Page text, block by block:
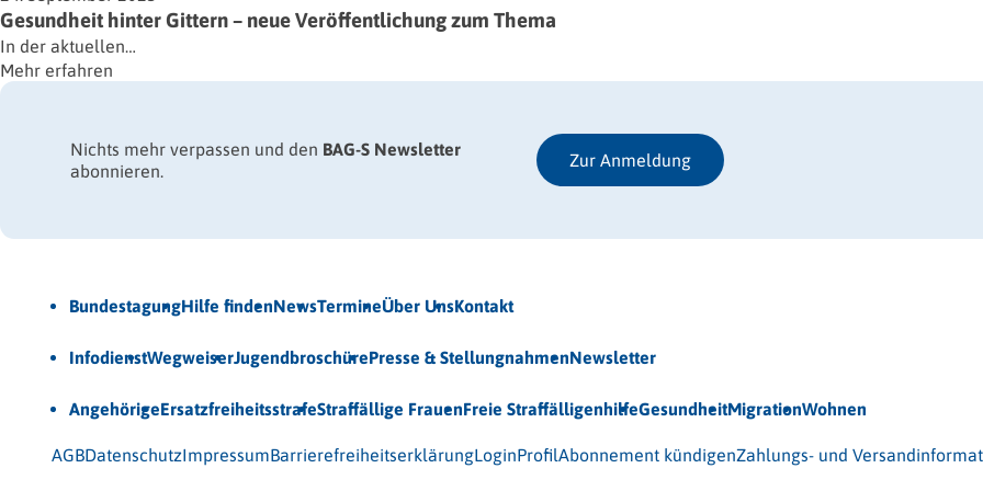
Gesundheit hinter Gittern – neue Veröffentlichung zum Thema
In der aktuellen…
Mehr erfahren
Nichts mehr verpassen und den BAG-S Newsletter
abonnieren.
Zur Anmeldung
BundestagungHilfe findenNewsTermineÜber UnsKontakt
InfodienstWegweiserJugendbroschürePresse & StellungnahmenNewsletter
AngehörigeErsatzfreiheitsstrafeStraffällige FrauenFreie StraffälligenhilfeGesundheitMigrationWohnen
AGBDatenschutzImpressumBarrierefreiheitserklärungLoginProfilAbonnement kündigenZahlungs- und